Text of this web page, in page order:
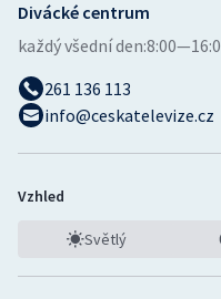
Divácké centrum
každý všední den:
261 136 113
info@ceskatelevize.cz
Vzhled
Světlý